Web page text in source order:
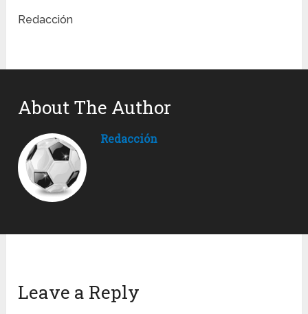
Redacción
About The Author
Redacción
Leave a Reply